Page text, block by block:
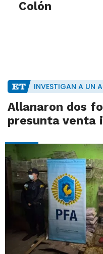
Colón
INVESTIGAN A UN
Allanaron dos
presunta venta